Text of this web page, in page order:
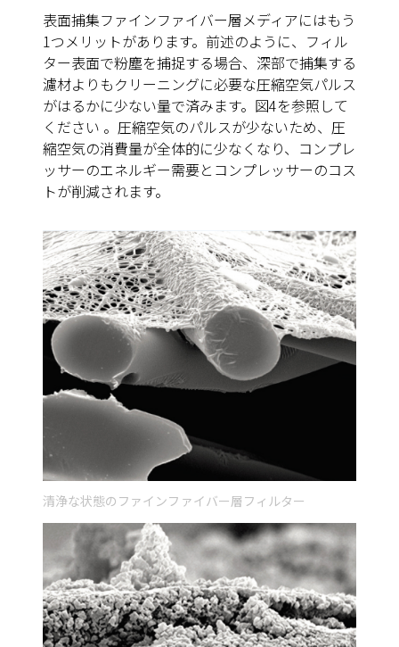
表面捕集ファインファイバー層メディアにはもう
1つメリットがあります。前述のように、フィル
ター表面で粉塵を捕捉する場合、深部で捕集する
濾材よりもクリーニングに必要な圧縮空気パルス
がはるかに少ない量で済みます。 図4を参照して
ください 。圧縮空気のパルスが少ないため、圧
縮空気の消費量が全体的に少なくなり、コンプレ
ッサーのエネルギー需要とコンプレッサーのコス
トが削減されます。
清浄な状態のファインファイバー層フィルター